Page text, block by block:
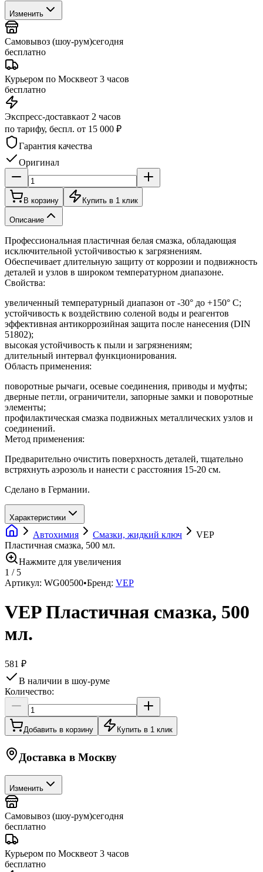
Изменить
Самовывоз (шоу-рум)сегодня
бесплатно
Курьером по Москвеот 3 часов
бесплатно
Экспресс-доставкаот 2 часов
по тарифу, беспл. от 15 000 ₽
Гарантия качества
Оригинал
В корзину Купить в 1 клик
Описание
Профессиональная пластичная белая смазка, обладающая
исключительной устойчивостью к загрязнениям.
Обеспечивает длительную защиту от коррозии и подвижность
деталей и узлов в широком температурном диапазоне.
Свойства:
увеличенный температурный диапазон от -30° до +150° С;
устойчивость к воздействию соленой воды и реагентов
эффективная антикоррозийная защита после нанесения (DIN
51802);
высокая устойчивость к пыли и загрязнениям;
длительный интервал функционирования.
Область применения:
поворотные рычаги, осевые соединения, приводы и муфты;
дверные петли, ограничители, запорные замки и поворотные
элементы;
профилактическая смазка подвижных металлических узлов и
соединений.
Метод применения:
Предварительно очистить поверхность деталей, тщательно
встряхнуть аэрозоль и нанести с расстояния 15-20 см.
Сделано в Германии.
Характеристики
Автохимия Смазки, жидкий ключ
VEP
Пластичная смазка, 500 мл.
Нажмите для увеличения
1 / 5
Артикул: WG00500•Бренд: VEP
VEP Пластичная смазка, 500
мл.
581 ₽
В наличии в шоу-руме
Количество:
Добавить в корзину Купить в 1 клик
Доставка в Москву
Изменить
Самовывоз (шоу-рум)сегодня
бесплатно
Курьером по Москвеот 3 часов
бесплатно